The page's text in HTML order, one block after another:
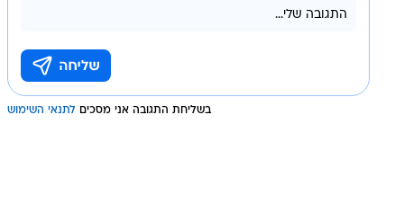
בשליחת התגובה אני מסכים לתנאי השימוש